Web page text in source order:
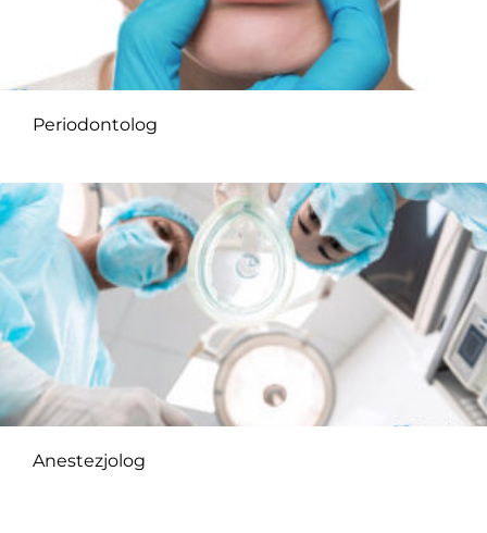
Periodontolog
Anestezjolog